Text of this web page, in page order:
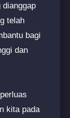
telah
bagi
dan
kita pada